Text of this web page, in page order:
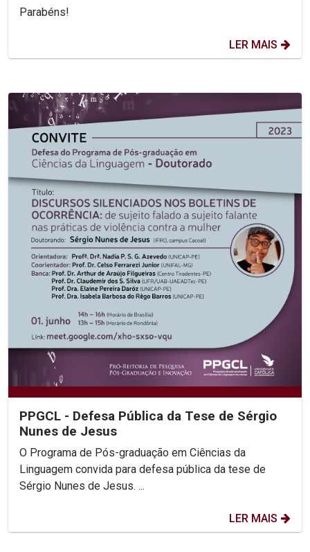
Parabéns!
LER MAIS
PPGCL - Defesa Pública da Tese de Sérgio
Nunes de Jesus
O Programa de Pós-graduação em Ciências da
Linguagem convida para defesa pública da tese de
Sérgio Nunes de Jesus. ...
LER MAIS